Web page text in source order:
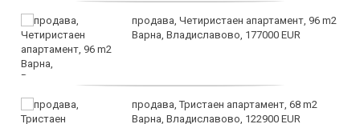
продава, Четиристаен апартамент, 96 m2
Варна, Владиславово, 177000 EUR
продава, Тристаен апартамент, 68 m2
Варна, Владиславово, 122900 EUR